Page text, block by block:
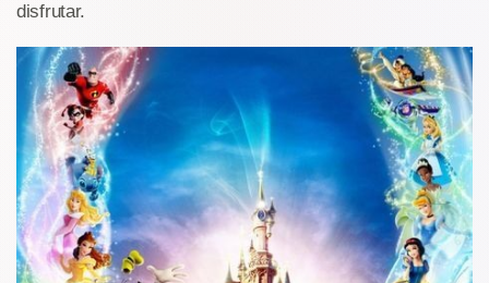
disfrutar.